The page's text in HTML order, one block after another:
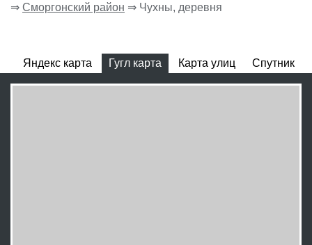
⇒ Сморгонский район ⇒ Чухны, деревня
Яндекс карта Гугл карта Карта улиц Спутник